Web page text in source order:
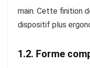
main. Cette finition
dispositif plus
1.2. Forme